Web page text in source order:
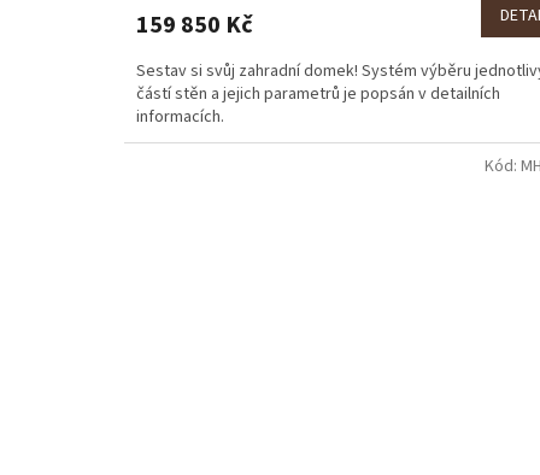
159 850 Kč
Sestav si svůj zahradní domek! Systém výběru
částí stěn a jejich parametrů je popsán v detailních
informacích.
Kód: